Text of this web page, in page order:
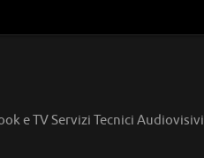
e TV Servizi Tecnici Audiovisivi